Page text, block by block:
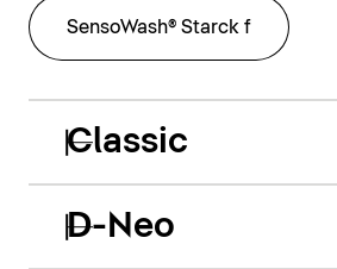
SensoWash® Starck f
Classic
D-Neo